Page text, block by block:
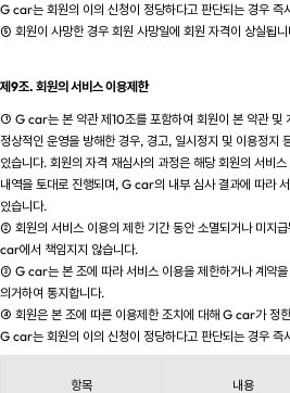
G car는 회원의 이의 신청이 정당하다고 판단되는 경우 즉
⑤ 회원이 사망한 경우 회원 사망일에 회원 자격이 상실됩
제9조. 회원의 서비스 이용제한
① G car는 본 약관 제10조를 포함하여 회원이 본 약관 및
정상적인 운영을 방해한 경우, 경고, 일시정지 및 이용정지
있습니다. 회원의 자격 재심사의 과정은 해당 회원의 서비
내역을 토대로 진행되며, G car의 내부 심사 결과에 따라
있습니다.
② 회원의 서비스 이용의 제한 기간 동안 소멸되거나 미지
car에서 책임지지 않습니다.
③ G car는 본 조에 따라 서비스 이용을 제한하거나 계약을
의거하여 통지합니다.
④ 회원은 본 조에 따른 이용제한 조치에 대해 G car가 정
G car는 회원의 이의 신청이 정당하다고 판단되는 경우 즉
항목 내용